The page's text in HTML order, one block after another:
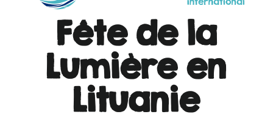
Fête de la
Lumière en
Lituanie